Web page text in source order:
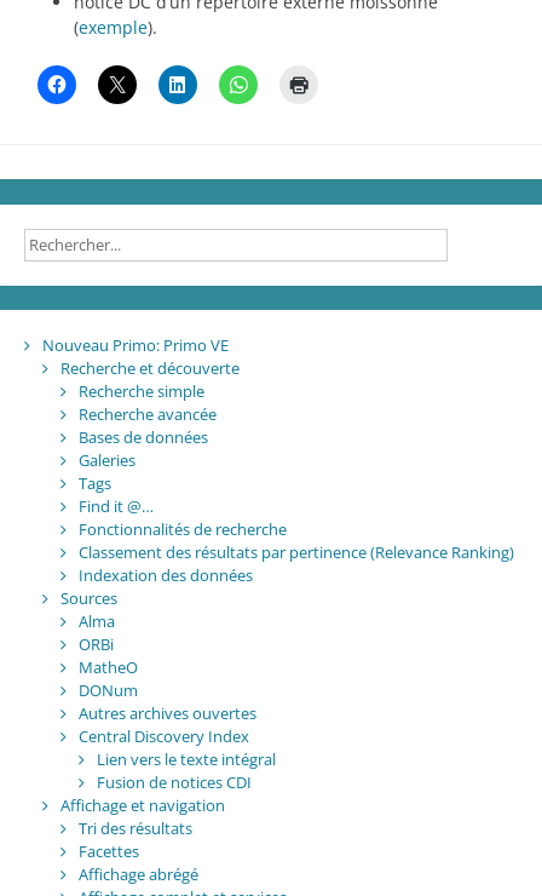
(exemple).
Nouveau Primo: Primo VE
Recherche et découverte
Recherche simple
Recherche avancée
Bases de données
Galeries
Tags
Find it @…
Fonctionnalités de recherche
Classement des résultats par pertinence (Relevance Ranking)
Indexation des données
Sources
Alma
ORBi
MatheO
DONum
Autres archives ouvertes
Central Discovery Index
Lien vers le texte intégral
Fusion de notices CDI
Affichage et navigation
Tri des résultats
Facettes
Affichage abrégé